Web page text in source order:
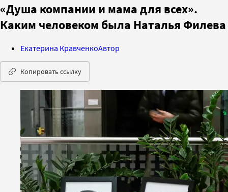
«Душа компании и мама для всех».
Каким человеком была Наталья Филева
Екатерина КравченкоАвтор
Копировать ссылку